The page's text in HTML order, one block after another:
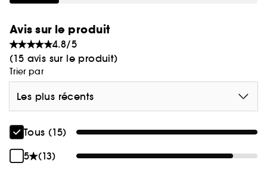
Avis sur le produit
4.8/5
(15 avis sur le produit)
Trier par
Les plus récents
Tous (15)
5
(13)